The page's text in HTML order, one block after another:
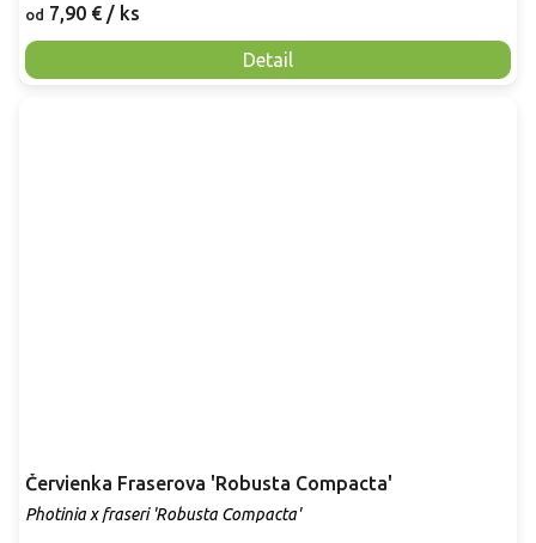
od 7,90 € / ks
Detail
Červienka Fraserova 'Robusta Compacta'
Photinia x fraseri 'Robusta Compacta'